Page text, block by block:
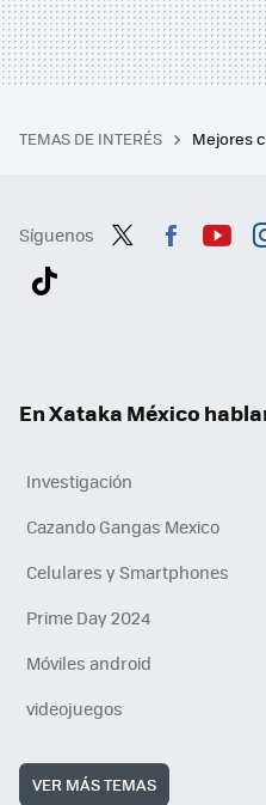
TEMAS DE INTERÉS Mejores
Síguenos
En Xataka México
Investigación
Cazando Gangas Mexico
Celulares y Smartphones
Prime Day 2024
Móviles android
videojuegos
VER MÁS TEMAS